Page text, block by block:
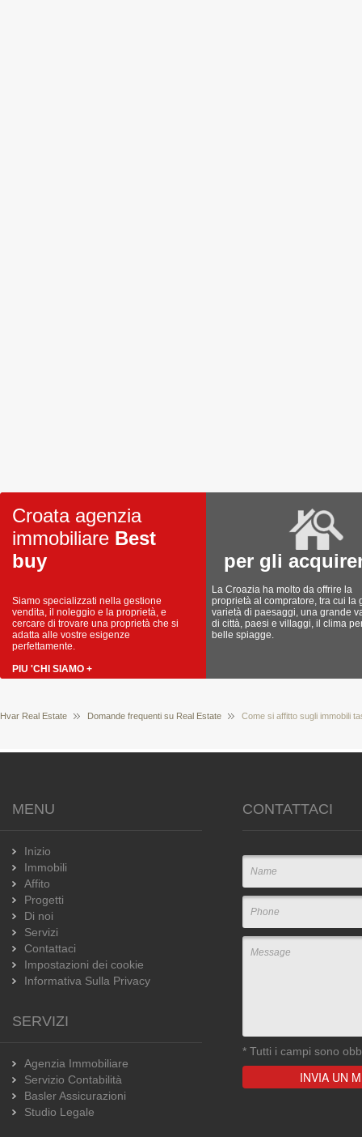
Croata agenzia
immobiliare Best
buy
Siamo specializzati nella gestione
vendita, il noleggio e la proprietà, e
cercare di trovare una proprietà che si
adatta alle vostre esigenze
perfettamente.
PIU 'CHI SIAMO +
per gli
La Croazia ha molto da offrire la
proprietà al compratore, tra cui la
varietà di paesaggi, una grande
di città, paesi e villaggi, il clima
belle spiagge.
Hvar Real Estate Domande frequenti su Real Estate Come si affitto sugli immobili
MENU
Inizio
Immobili
Affito
Progetti
Di noi
Servizi
Contattaci
Impostazioni dei cookie
Informativa Sulla Privacy
SERVIZI
Agenzia Immobiliare
Servizio Contabilità
Basler Assicurazioni
Studio Legale
CONTATTACI
* Tutti i campi sono